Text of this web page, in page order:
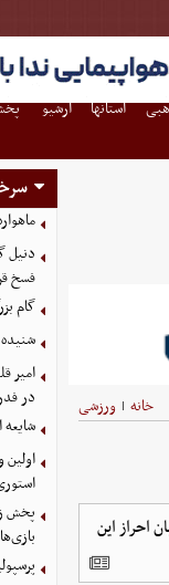
استانها آرشیو
خانه | ورزشی
۱۰ نفر در فهرست متقاضیان احراز این
دنیل
فسخ
گام
امیر
در
پخش
بازی‌ها